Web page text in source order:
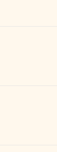
无负担的送到
，他要用最惨
重生。
想当你的儿子。”